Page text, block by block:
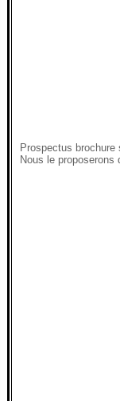
Prospectus
Nous le proposerons